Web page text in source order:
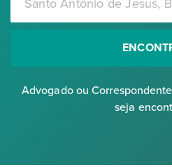
Advogado ou
seja